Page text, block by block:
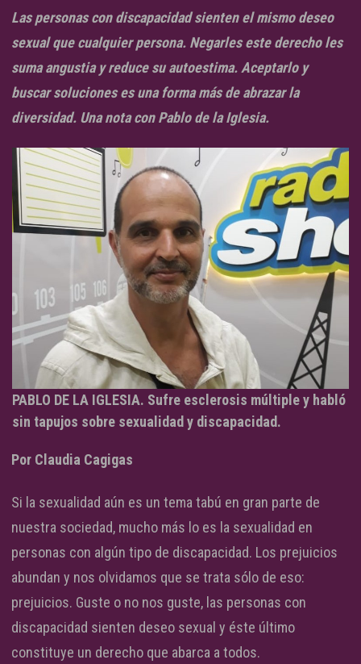
Las personas con discapacidad sienten el mismo deseo
sexual que cualquier persona. Negarles este derecho les
suma angustia y reduce su autoestima. Aceptarlo y
buscar soluciones es una forma más de abrazar la
diversidad. Una nota con Pablo de la Iglesia.
PABLO DE LA IGLESIA. Sufre esclerosis múltiple y habló
sin tapujos sobre sexualidad y discapacidad.
Por Claudia Cagigas
Si la sexualidad aún es un tema tabú en gran parte de
nuestra sociedad, mucho más lo es la sexualidad en
personas con algún tipo de discapacidad. Los prejuicios
abundan y nos olvidamos que se trata sólo de eso:
prejuicios. Guste o no nos guste, las personas con
discapacidad sienten deseo sexual y éste último
constituye un derecho que abarca a todos.